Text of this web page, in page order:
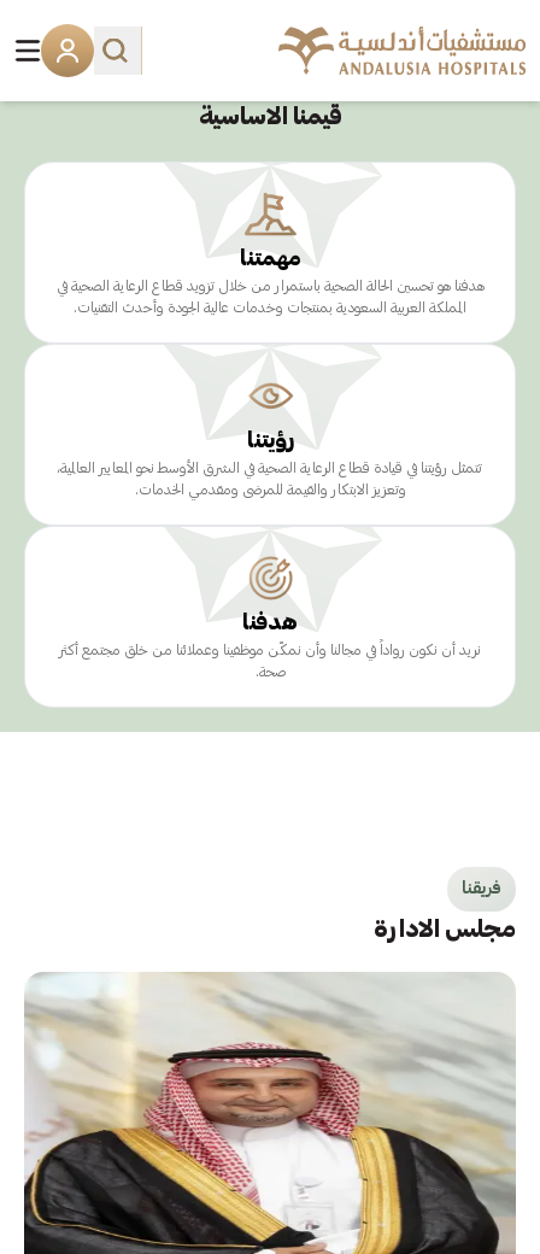
قيمنا الاساسية
مهمتنا
هدفنا هو تحسين الحالة الصحية باستمرار من خلال تزويد قطاع الرعاية الصحية في
المملكة العربية السعودية بمنتجات وخدمات عالية الجودة وأحدث التقنيات.
رؤيتنا
تتمثل رؤيتنا في قيادة قطاع الرعاية الصحية في الشرق الأوسط نحو المعايير العالمية،
وتعزيز الابتكار والقيمة للمرضى ومقدمي الخدمات.
هدفنا
نريد أن نكون رواداً في مجالنا وأن نمكّن موظفينا وعملائنا من خلق مجتمع أكثر
صحة.
فريقنا
مجلس الادارة